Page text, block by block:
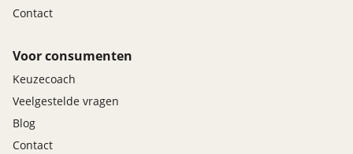
Contact
Voor consumenten
Keuzecoach
Veelgestelde vragen
Blog
Contact